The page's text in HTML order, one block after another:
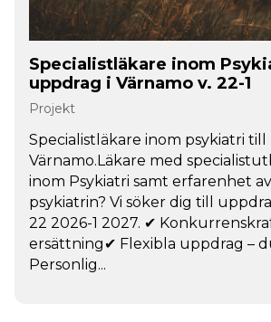
Specialistläkare inom
uppdrag i Värnamo v. 22-1
Projekt
Specialistläkare inom psykiatri
Värnamo.Läkare med
inom Psykiatri samt erfarenhet
psykiatrin? Vi söker dig till
22 2026-1 2027. ✔
ersättning✔ Flexibla uppdrag –
Personlig...